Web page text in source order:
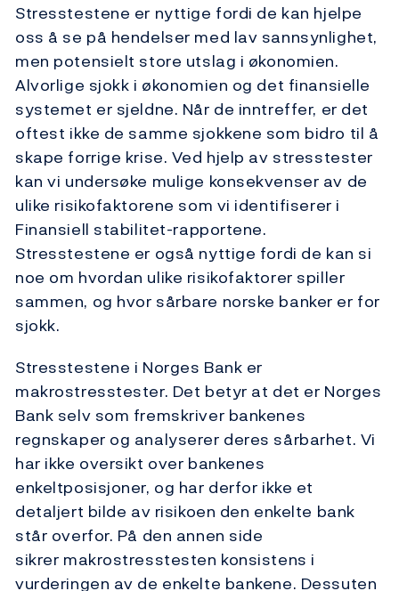
Stresstestene er nyttige fordi de kan hjelpe
oss å se på hendelser med lav sannsynlighet,
men potensielt store utslag i økonomien.
Alvorlige sjokk i økonomien og det finansielle
systemet er sjeldne. Når de inntreffer, er det
oftest ikke de samme sjokkene som bidro til å
skape forrige krise. Ved hjelp av stresstester
kan vi undersøke mulige konsekvenser av de
ulike risikofaktorene som vi identifiserer i
Finansiell stabilitet-rapportene.
Stresstestene er også nyttige fordi de kan si
noe om hvordan ulike risikofaktorer spiller
sammen, og hvor sårbare norske banker er for
sjokk.
Stresstestene i Norges Bank er
makrostresstester. Det betyr at det er Norges
Bank selv som fremskriver bankenes
regnskaper og analyserer deres sårbarhet. Vi
har ikke oversikt over bankenes
enkeltposisjoner, og har derfor ikke et
detaljert bilde av risikoen den enkelte bank
står overfor. På den annen side
sikrer makrostresstesten konsistens i
vurderingen av de enkelte bankene. Dessuten